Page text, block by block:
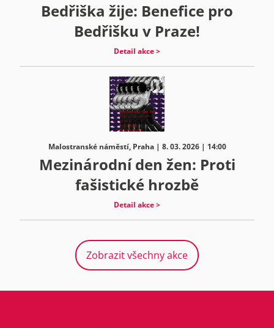
Bedřiška žije: Benefice pro
Bedřišku v Praze!
Detail akce >
Malostranské náměstí, Praha | 8. 03. 2026 | 14:00
Mezinárodní den žen: Proti
fašistické hrozbě
Detail akce >
Zobrazit všechny akce